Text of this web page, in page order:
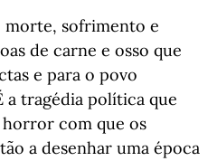
morte, sofrimento e
de carne e osso que
e para o povo
a tragédia política que
com que os
a desenhar uma época